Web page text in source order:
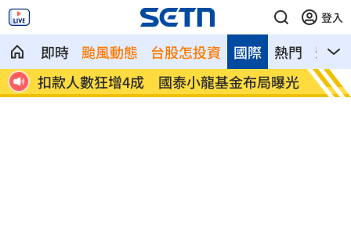
登入
即時 颱風動態 台股怎投資 熱門 影音
國際
12
扣款人數狂增4成 國泰小龍基金布局曝光 車是
費